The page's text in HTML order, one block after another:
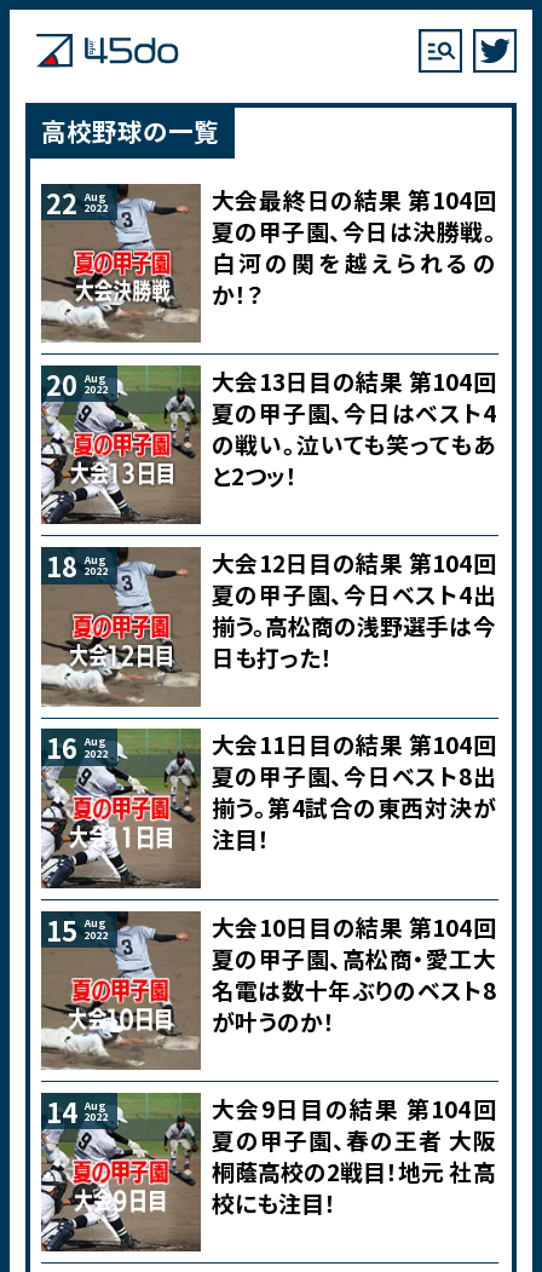
高校野球の一覧
22 Aug
2022
大会最終日の結果 第104回
夏の甲子園、今日は決勝戦。
白河の関を越えられるの
か！？
20 Aug
2022
大会13日目の結果 第104回
夏の甲子園、今日はベスト4
の戦い。泣いても笑ってもあ
と2つッ！
18 Aug
2022
大会12日目の結果 第104回
夏の甲子園、今日ベスト4出
揃う。高松商の浅野選手は今
日も打った！
16 Aug
2022
大会11日目の結果 第104回
夏の甲子園、今日ベスト8出
揃う。第4試合の東西対決が
注目！
15 Aug
2022
大会10日目の結果 第104回
夏の甲子園、高松商・愛工大
名電は数十年ぶりのベスト8
が叶うのか！
14 Aug
2022
大会9日目の結果 第104回
夏の甲子園、春の王者 大阪
桐蔭高校の2戦目！地元 社高
校にも注目！